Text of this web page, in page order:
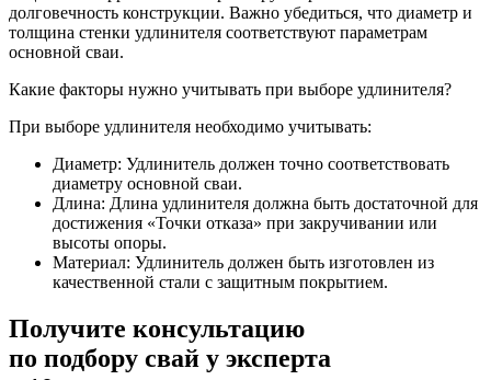
долговечность конструкции. Важно убедиться, что диаметр и
толщина стенки удлинителя соответствуют параметрам
основной сваи.
Какие факторы нужно учитывать при выборе удлинителя?
При выборе удлинителя необходимо учитывать:
Диаметр: Удлинитель должен точно соответствовать
диаметру основной сваи.
Длина: Длина удлинителя должна быть достаточной для
достижения «Точки отказа» при закручивании или
высоты опоры.
Материал: Удлинитель должен быть изготовлен из
качественной стали с защитным покрытием.
Получите консультацию
по подбору свай у эксперта